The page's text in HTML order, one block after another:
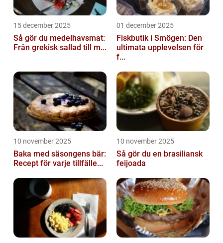
15 december 2025
Så gör du medelhavsmat:
Från grekisk sallad till m...
01 december 2025
Fiskbutik i Smögen: Den
ultimata upplevelsen för
f...
10 november 2025
Baka med säsongens bär:
Recept för varje tillfälle...
10 november 2025
Så gör du en brasiliansk
feijoada